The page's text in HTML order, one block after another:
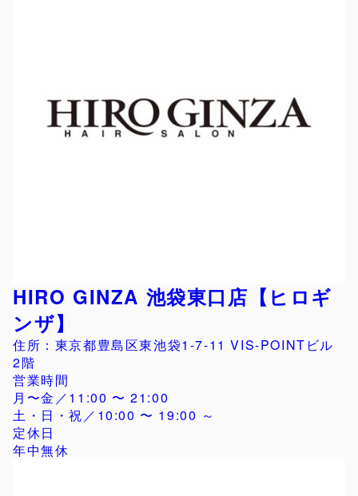
HIRO GINZA 池袋東口店【ヒロギ
ンザ】
住所：東京都豊島区東池袋1-7-11 VIS-POINTビル
2階
営業時間
月〜金／11:00 〜 21:00
土・日・祝／10:00 〜 19:00 ～
定休日
年中無休